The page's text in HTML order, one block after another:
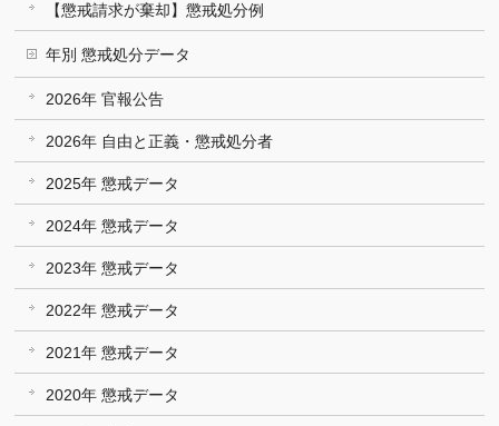
【懲戒請求が棄却】懲戒処分例
年別 懲戒処分データ
2026年 官報公告
2026年 自由と正義・懲戒処分者
2025年 懲戒データ
2024年 懲戒データ
2023年 懲戒データ
2022年 懲戒データ
2021年 懲戒データ
2020年 懲戒データ